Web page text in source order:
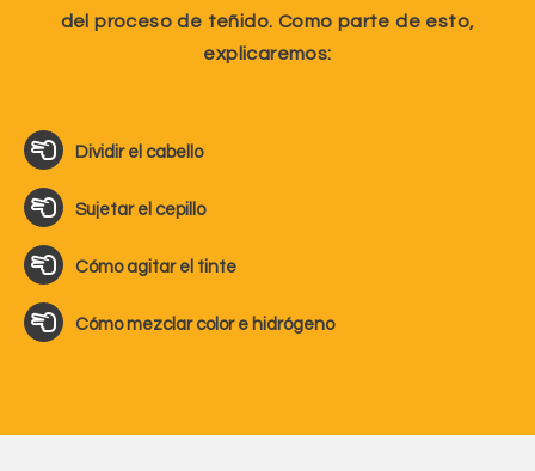
del proceso de teñido. Como parte de esto,
explicaremos:
Dividir el cabello
Sujetar el cepillo
Cómo agitar el tinte
Cómo mezclar color e hidrógeno